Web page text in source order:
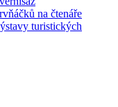
na čtenáře
turistických